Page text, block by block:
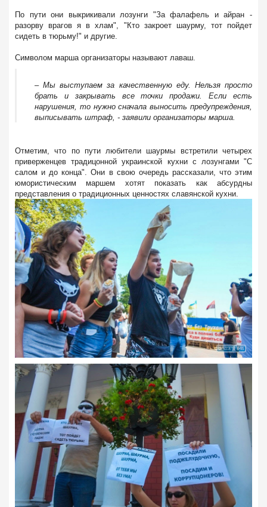
По пути они выкрикивали лозунги "За фалафель и айран -
разорву врагов я в хлам", "Кто закроет шаурму, тот пойдет
сидеть в тюрьму!" и другие.
Символом марша организаторы называют лаваш.
‒ Мы выступаем за качественную еду. Нельзя просто
брать и закрывать все точки продажи. Если есть
нарушения, то нужно сначала выносить предупреждения,
выписывать штраф, - заявили организаторы марша.
Отметим, что по пути любители шаурмы встретили четырех
приверженцев традицонной украинской кухни с лозунгами "С
салом и до конца". Они в свою очередь рассказали, что этим
юмористическим маршем хотят показать как абсурдны
представления о традиционных ценностях славянской кухни.